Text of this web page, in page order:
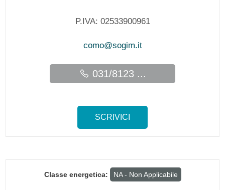
P.IVA: 02533900961
como@sogim.it
031/8123 ...
SCRIVICI
Classe energetica: NA - Non Applicabile